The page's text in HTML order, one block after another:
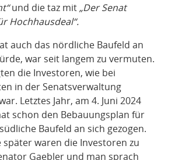
und die taz mit„Der Senat
Hochhausdeal“.
auch das nördliche Baufeld an
war seit langem zu vermuten.
die Investoren, wie bei
in der Senatsverwaltung
Letztes Jahr, am 4. Juni 2024
schon den Bebauungsplan für
Baufeld an sich gezogen.
später waren die Investoren zu
Gaebler und man sprach